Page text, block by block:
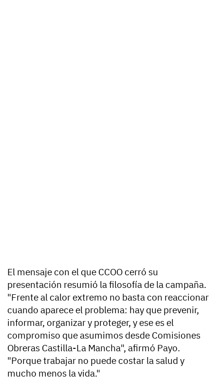
El mensaje con el que CCOO cerró su
presentación resumió la filosofía de la campaña.
"Frente al calor extremo no basta con reaccionar
cuando aparece el problema: hay que prevenir,
informar, organizar y proteger, y ese es el
compromiso que asumimos desde Comisiones
Obreras Castilla-La Mancha", afirmó Payo.
"Porque trabajar no puede costar la salud y
mucho menos la vida."